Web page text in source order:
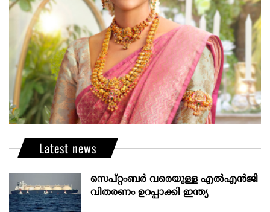
Latest news
സെപ്റ്റംബർ വരെയുള്ള എൽഎൻജി
വിതരണം ഉറപ്പാക്കി ഇന്ത്യ